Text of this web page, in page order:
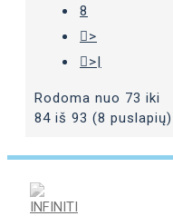
8
>
>|
Rodoma nuo 73 iki
84 iš 93 (8 puslapių)